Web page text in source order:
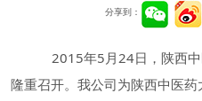
分享到：
2015年5月24日，陕西中
隆重召开。我公司为陕西中医